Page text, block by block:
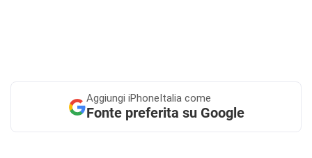
Aggiungi iPhoneItalia come
Fonte preferita su Google